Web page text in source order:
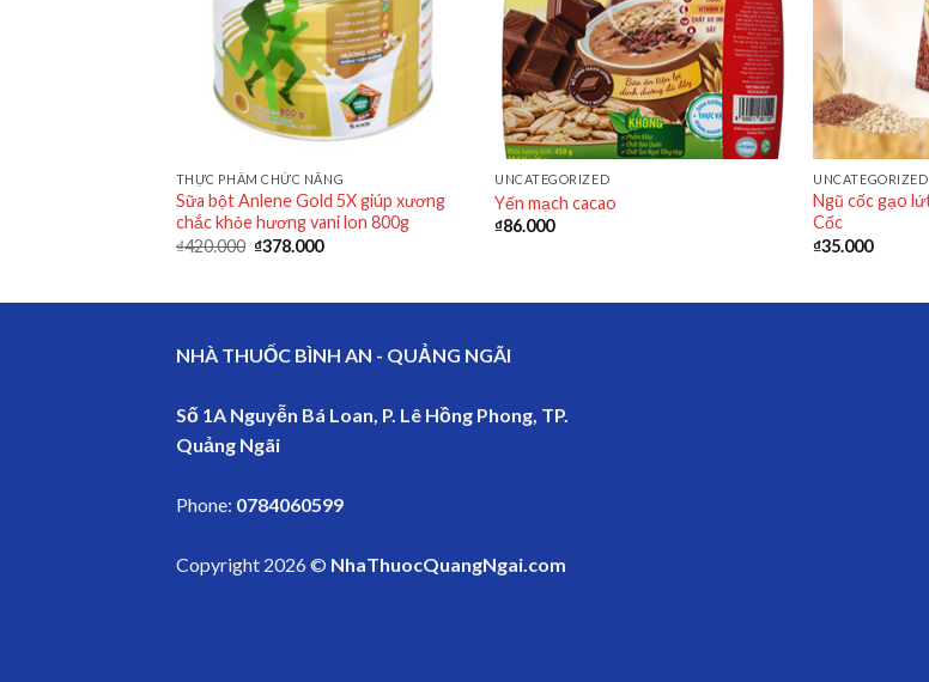
THỰC PHẨM CHỨC NĂNG
Sữa bột Anlene Gold 5X giúp xương
chắc khỏe hương vani lon 800g
₫420.000 ₫378.000
UNCATEGORIZED
Yến mạch cacao
₫86.000
UNCATEGORIZED
Ngũ cốc gạo
Cốc
₫35.000
NHÀ THUỐC BÌNH AN - QUẢNG NGÃI
Số 1A Nguyễn Bá Loan, P. Lê Hồng Phong, TP.
Quảng Ngãi
Phone: 0784060599
Copyright 2026 © NhaThuocQuangNgai.com